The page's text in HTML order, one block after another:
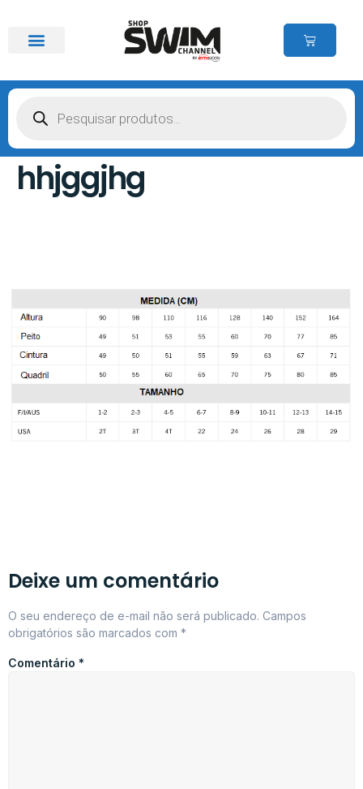
hhjggjhg
Deixe um comentário
O seu endereço de e-mail não será publicado. Campos
obrigatórios são marcados com *
Comentário *